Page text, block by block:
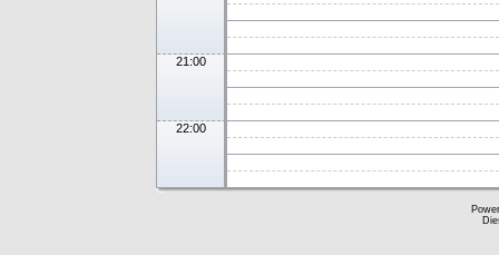
21:00
22:00